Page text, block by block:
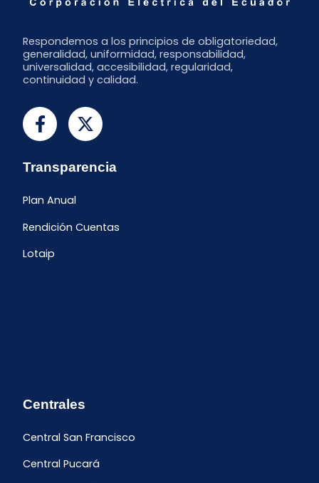
Respondemos a los principios de obligatoriedad,
generalidad, uniformidad, responsabilidad,
universalidad, accesibilidad, regularidad,
continuidad y calidad.
Transparencia
Plan Anual
Rendición Cuentas
Lotaip
Centrales
Central San Francisco
Central Pucará